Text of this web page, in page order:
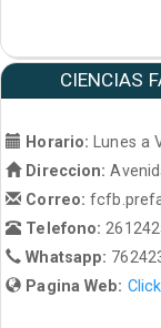
CIENCIAS
Horario: Lunes a
Direccion:
Correo:
Telefono:
Whatsapp:
Pagina Web: